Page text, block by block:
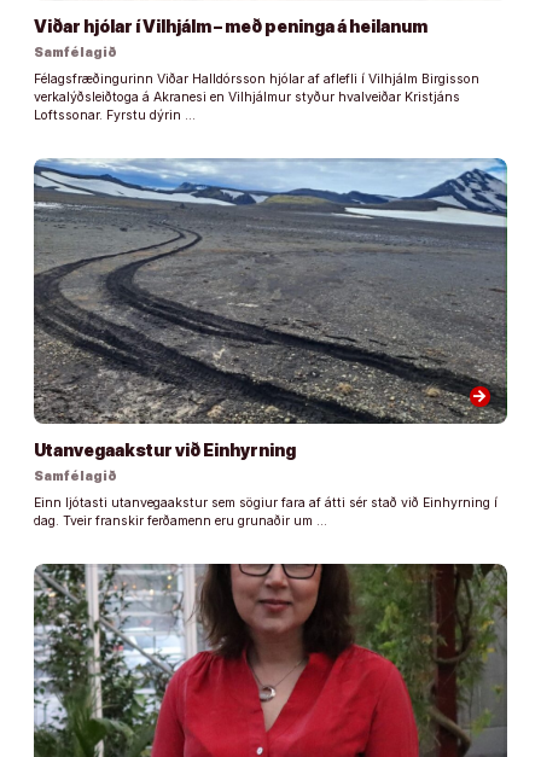
Viðar hjólar í Vilhjálm – með peninga á heilanum
Samfélagið
Félagsfræðingurinn Viðar Halldórsson hjólar af aflefli í Vilhjálm Birgisson
verkalýðsleiðtoga á Akranesi en Vilhjálmur styður hvalveiðar Kristjáns
Loftssonar. Fyrstu dýrin …
arrow_forward
Utanvegaakstur við Einhyrning
Samfélagið
Einn ljótasti utanvegaakstur sem sögiur fara af átti sér stað við Einhyrning í
dag. Tveir franskir ferðamenn eru grunaðir um …